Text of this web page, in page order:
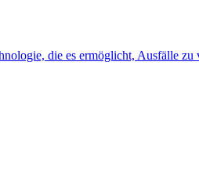
die es ermöglicht, Ausfälle zu